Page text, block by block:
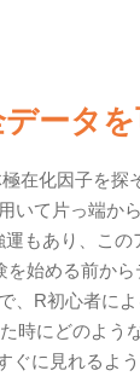
ータ
在化因子を探
いて片っ端か
もあり、こ
を始める前か
、R初心者に
時にどのよう
に見れるよ